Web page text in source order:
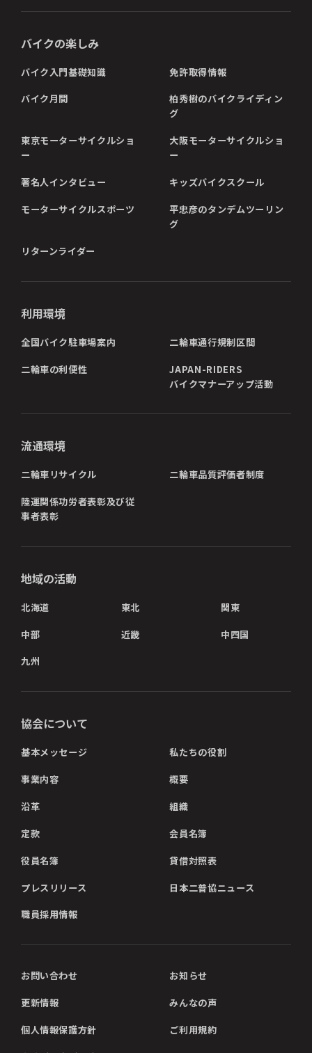
バイクの楽しみ
バイク入門基礎知識 免許取得情報
バイク月間
柏秀樹のバイクライディン
グ
東京モーターサイクルショ
ー
大阪モーターサイクルショ
ー
著名人インタビュー キッズバイクスクール
モーターサイクルスポーツ
平忠彦のタンデムツーリン
グ
リターンライダー
利用環境
全国バイク駐車場案内 二輪車通行規制区間
二輪車の利便性
JAPAN-RIDERS
バイクマナーアップ活動
流通環境
二輪車リサイクル 二輪車品質評価者制度
陸運関係功労者表彰及び従
事者表彰
地域の活動
北海道 東北 関東
中部 近畿 中四国
九州
協会について
基本メッセージ 私たちの役割
事業内容 概要
沿革 組織
定款 会員名簿
役員名簿 貸借対照表
プレスリリース 日本二普協ニュース
職員採用情報
お問い合わせ お知らせ
更新情報 みんなの声
個人情報保護方針 ご利用規約